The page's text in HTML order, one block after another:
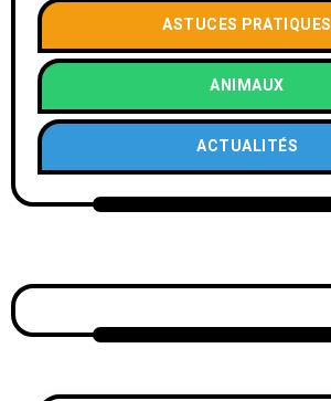
ASTUCES PRATIQUES
ANIMAUX
ACTUALITÉS